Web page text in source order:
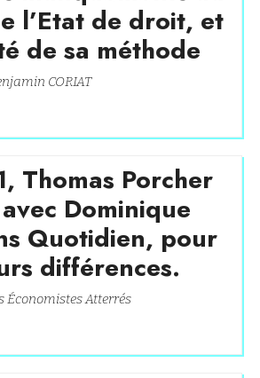
l’Etat de droit, et
de sa méthode
CORIAT
Thomas Porcher
Dominique
Quotidien, pour
différences.
Économistes Atterrés